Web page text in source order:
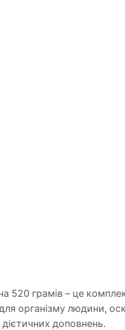
520 грамів – це
організму людини,
доповнень.